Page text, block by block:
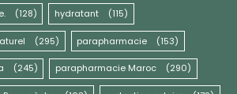
(128) hydratant (115)
(295) parapharmacie (153)
(245) parapharmacie Maroc (290)